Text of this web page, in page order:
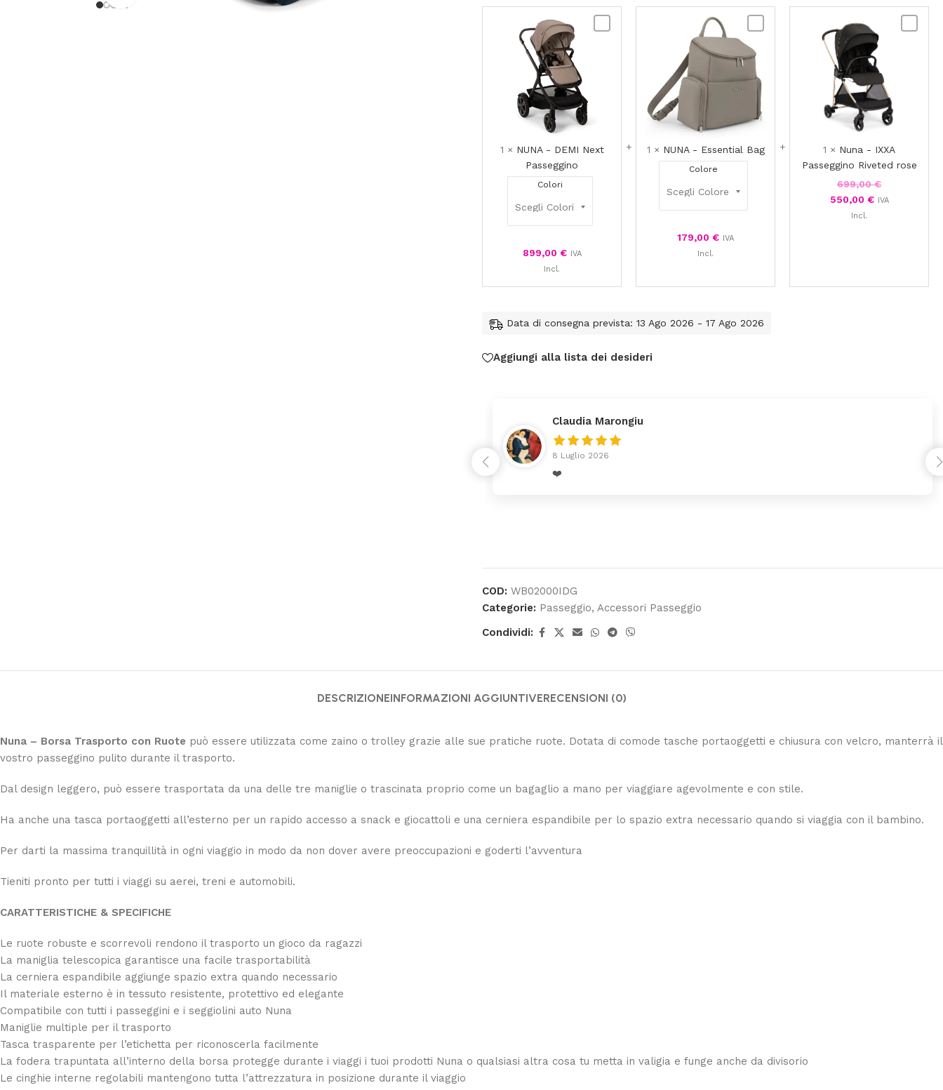
1 × NUNA - DEMI Next
Passeggino
Colori
899,00 € IVA
Incl.
Essential
Bag
1 × NUNA - Essential Bag
Colore
179,00 € IVA
Incl.
1 × Nuna - IXXA
Passeggino Riveted rose
699,00€
550,00 € IVA
Incl.
Data di consegna prevista: 13 Ago 2026 - 17 Ago 2026
Aggiungi alla lista dei desideri
Claudia Marongiu
8 Luglio 2026
❤️
COD: WB02000IDG
Categorie: Passeggio, Accessori Passeggio
Condividi:
DESCRIZIONEINFORMAZIONI AGGIUNTIVERECENSIONI (0)
Nuna – Borsa Trasporto con Ruote può essere utilizzata come zaino o trolley grazie alle sue pratiche ruote. Dotata di comode tasche portaoggetti e chiusura con velcro, manterrà il
vostro passeggino pulito durante il trasporto.
Dal design leggero, può essere trasportata da una delle tre maniglie o trascinata proprio come un bagaglio a mano per viaggiare agevolmente e con stile.
Ha anche una tasca portaoggetti all’esterno per un rapido accesso a snack e giocattoli e una cerniera espandibile per lo spazio extra necessario quando si viaggia con il bambino.
Per darti la massima tranquillità in ogni viaggio in modo da non dover avere preoccupazioni e goderti l’avventura
Tieniti pronto per tutti i viaggi su aerei, treni e automobili.
CARATTERISTICHE & SPECIFICHE
Le ruote robuste e scorrevoli rendono il trasporto un gioco da ragazzi
La maniglia telescopica garantisce una facile trasportabilità
La cerniera espandibile aggiunge spazio extra quando necessario
Il materiale esterno è in tessuto resistente, protettivo ed elegante
Compatibile con tutti i passeggini e i seggiolini auto Nuna
Maniglie multiple per il trasporto
Tasca trasparente per l’etichetta per riconoscerla facilmente
La fodera trapuntata all’interno della borsa protegge durante i viaggi i tuoi prodotti Nuna o qualsiasi altra cosa tu metta in valigia e funge anche da divisorio
Le cinghie interne regolabili mantengono tutta l’attrezzatura in posizione durante il viaggio